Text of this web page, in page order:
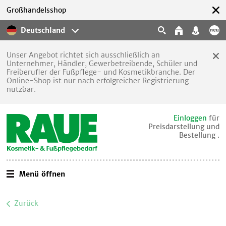
Deutschland
Großhandelsshop
Unser Angebot richtet sich ausschließlich an
Unternehmer, Händler, Gewerbetreibende, Schüler und
Freiberufler der Fußpflege- und Kosmetikbranche. Der
Online-Shop ist nur nach erfolgreicher Registrierung
nutzbar.
Einloggen für
Preisdarstellung und
Bestellung .
Menü öffnen
Zurück